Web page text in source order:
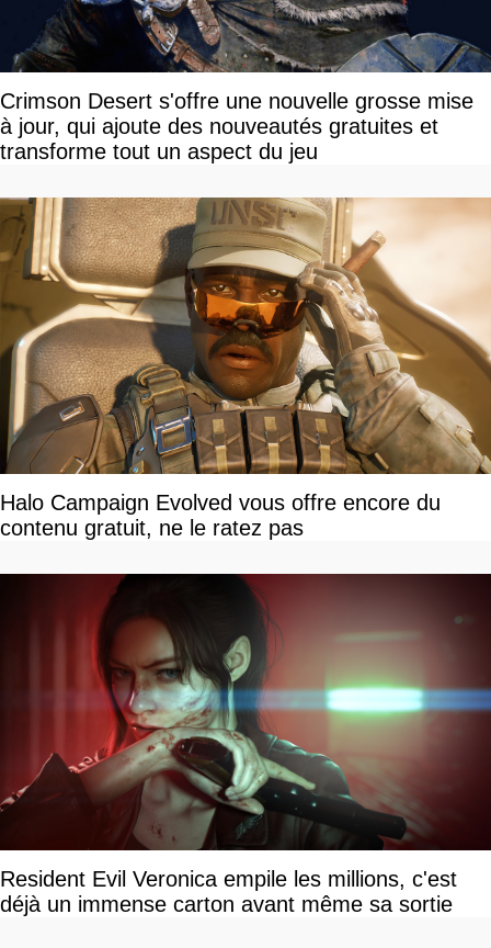
Crimson Desert s'offre une nouvelle grosse mise
à jour, qui ajoute des nouveautés gratuites et
transforme tout un aspect du jeu
Halo Campaign Evolved vous offre encore du
contenu gratuit, ne le ratez pas
Resident Evil Veronica empile les millions, c'est
déjà un immense carton avant même sa sortie